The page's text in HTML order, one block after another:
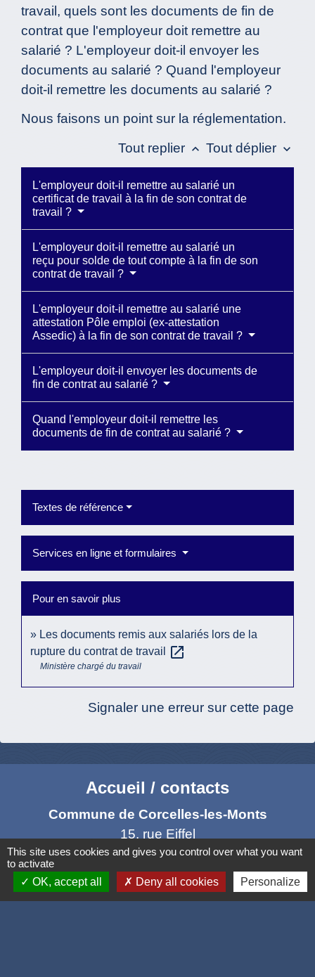
travail, quels sont les documents de fin de
contrat que l'employeur doit remettre au
salarié ? L'employeur doit-il envoyer les
documents au salarié ? Quand l'employeur
doit-il remettre les documents au salarié ?
Nous faisons un point sur la réglementation.
Tout replier keyboard_arrow_up Tout déplier keyboard_arrow_down
L'employeur doit-il remettre au salarié un
certificat de travail à la fin de son contrat de
travail ?
L'employeur doit-il remettre au salarié un
reçu pour solde de tout compte à la fin de son
contrat de travail ?
L'employeur doit-il remettre au salarié une
attestation Pôle emploi (ex-attestation
Assedic) à la fin de son contrat de travail ?
L'employeur doit-il envoyer les documents de
fin de contrat au salarié ?
Quand l'employeur doit-il remettre les
documents de fin de contrat au salarié ?
Textes de référence
Services en ligne et formulaires
Pour en savoir plus
Les documents remis aux salariés lors de la
rupture du contrat de travail
open_in_new
Ministère chargé du travail
Signaler une erreur sur cette page
Accueil / contacts
Commune de Corcelles-les-Monts
15, rue Eiffel
21160 Corcelles-les-Monts - FRANCE
+33 3 80 42 93 40
This site uses cookies and gives you control over what you want
to activate
OK, accept all
Deny all cookies Personalize